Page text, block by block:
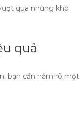
qua những khó
quả
, bạn cần nắm rõ một